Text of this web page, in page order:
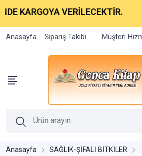
VERİLECEKTİR.
Anasayfa Sipariş Takibi Müşteri
Anasayfa SAĞLIK-ŞİFALI BİTKİLER